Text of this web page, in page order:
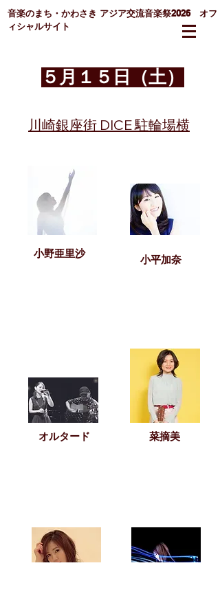
音楽のまち・かわさき アジア交流音楽祭2026 オフ
ィシャルサイト
５月１５日（土）
川崎銀座街 DICE 駐輪場横
小野亜里沙 小平加奈
オルタード 菜摘美